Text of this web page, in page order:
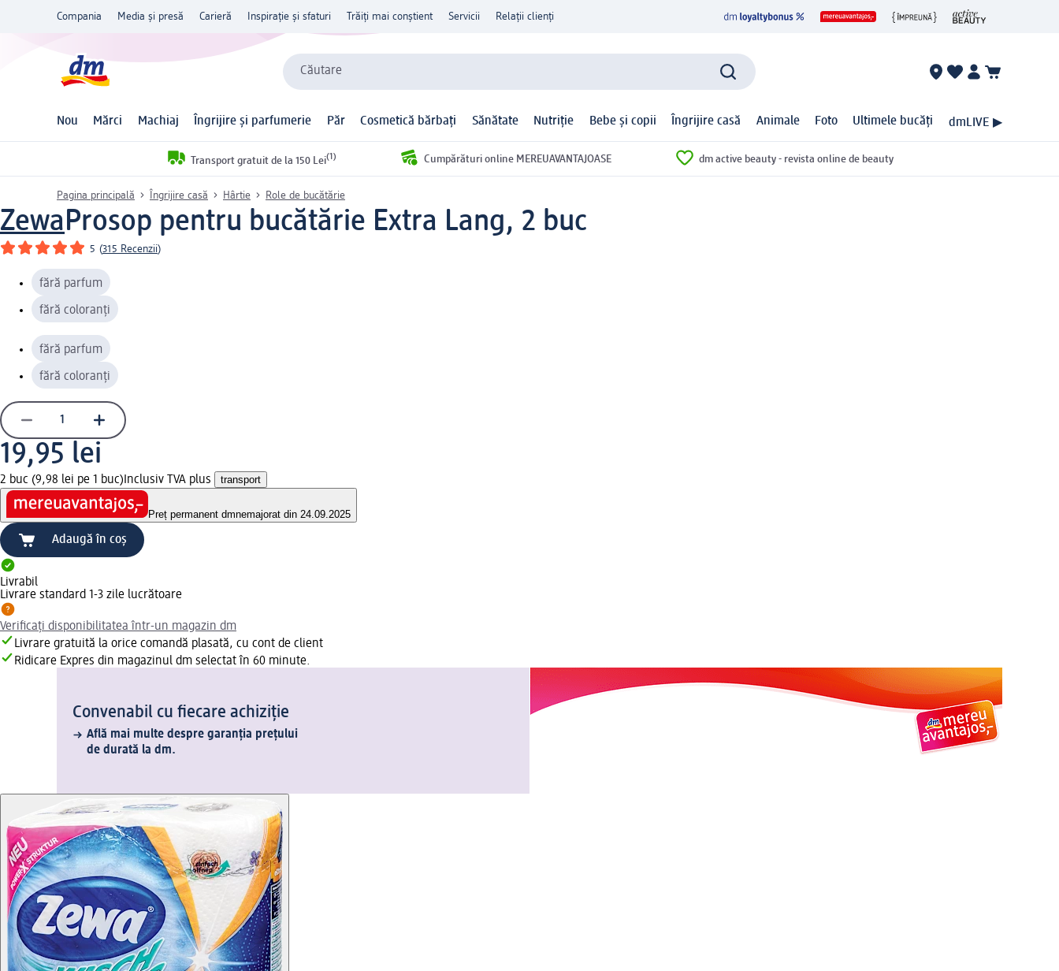
Compania Media și presă Carieră Inspirație și sfaturi Trăiți mai conștient Servicii Relații clienți
Căutare
Nou Mărci Machiaj Îngrijire și parfumerie Păr Cosmetică bărbați Sănătate Nutriție Bebe și copii Îngrijire casă Animale Foto Ultimele bucăți dmLIVE ▶
Transport gratuit de la 150 Lei(1) Cumpărături online MEREUAVANTAJOASE dm active beauty - revista online de beauty
Pagina principală Îngrijire casă Hârtie Role de bucătărie
ZewaProsop pentru bucătărie Extra Lang, 2 buc
5 (315 Recenzii)
fără parfum
fără coloranți
fără parfum
fără coloranți
19,95 lei
2 buc (9,98 lei pe 1 buc) Inclusiv TVA plus transport
Preț permanent dmnemajorat din 24.09.2025
Adaugă în coș
Livrabil
Livrare standard 1-3 zile lucrătoare
Verificați disponibilitatea într-un magazin dm
Livrare gratuită la orice comandă plasată, cu cont de client
Ridicare Expres din magazinul dm selectat în 60 minute.
Convenabil cu fiecare achiziție
Află mai multe despre garanția prețului
de durată la dm.